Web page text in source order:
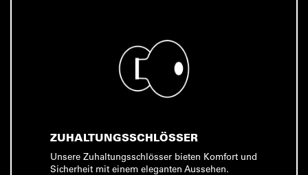
ZUHALTUNGSSCHLÖSSER
Unsere Zuhaltungsschlösser bieten Komfort und
Sicherheit mit einem eleganten Aussehen.